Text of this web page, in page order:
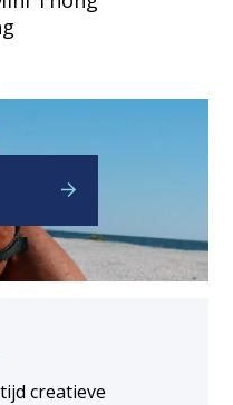
creatieve